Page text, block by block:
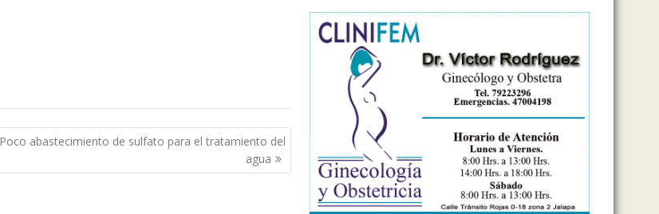
Poco abastecimiento de sulfato para el tratamiento del
agua